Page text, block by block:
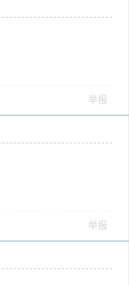
举报
举报